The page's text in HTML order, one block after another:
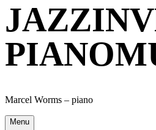
Marcel Worms – piano
Menu